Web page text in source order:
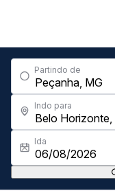
Partindo de
Indo para
Ida